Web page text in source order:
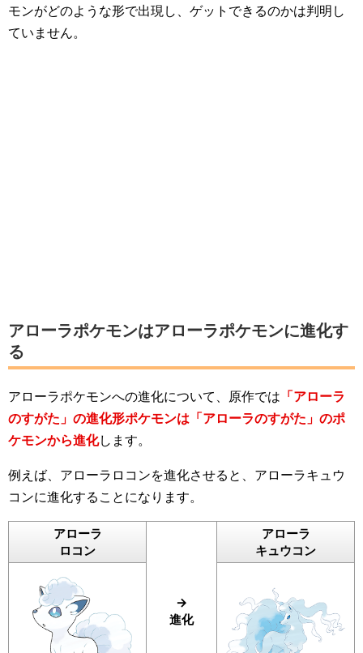
モンがどのような形で出現し、ゲットできるのかは判明し
ていません。
アローラポケモンはアローラポケモンに進化す
る
アローラポケモンへの進化について、原作では 「アローラ
のすがた」の進化形ポケモンは「アローラのすがた」のポ
ケモンから進化します。
例えば、アローラロコンを進化させると、アローラキュウ
コンに進化することになります。
アローラ
ロコン
→
進化
アローラ
キュウコン